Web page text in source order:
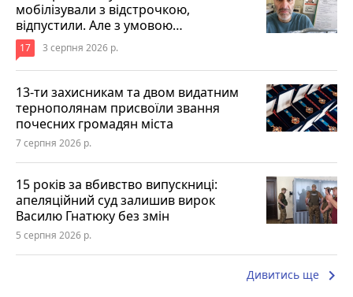
мобілізували з відстрочкою,
відпустили. Але з умовою…
17 3 серпня 2026 р.
13-ти захисникам та двом видатним
тернополянам присвоїли звання
почесних громадян міста
7 серпня 2026 р.
15 років за вбивство випускниці:
апеляційний суд залишив вирок
Василю Гнатюку без змін
5 серпня 2026 р.
Дивитись ще keyboard_arrow_right